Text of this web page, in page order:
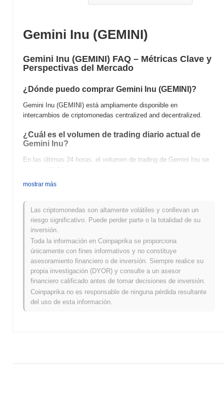
Gemini Inu (GEMINI)
Gemini Inu (GEMINI) FAQ – Métricas Clave y
Perspectivas del Mercado
¿Dónde puedo comprar Gemini Inu (GEMINI)?
Gemini Inu (GEMINI) está ampliamente disponible en
intercambios de criptomonedas centralized and decentralized.
¿Cuál es el volumen de trading diario actual de
Gemini Inu?
En las últimas 24 horas, el volumen de trading de Gemini Inu se
¿Cuál es el historial del rango de precios de
Máximo Histórico (ATH): €0.000188
Mínimo Histórico (ATL): €0.00
Gemini Inu se negocia actualmente~90.54%por debajo de su
ATH .
¿Cómo se está desempeñando Gemini Inu en
comparación con el mercado cripto en general?
En los últimos 7 días, Gemini Inu ha ganó
mercado cripto general que registró una disminución del
mostrar más
Las criptomonedas son altamente volátiles y conllevan un
riesgo significativo. Puede perder parte o la totalidad de su
inversión.
Toda la información en Coinpaprika se proporciona
únicamente con fines informativos y no constituye
asesoramiento financiero o de inversión. Siempre realice su
propia investigación (DYOR) y consulte a un asesor
financiero calificado antes de tomar decisiones de inversión.
Coinpaprika no es responsable de ninguna pérdida resultante
del uso de esta información.